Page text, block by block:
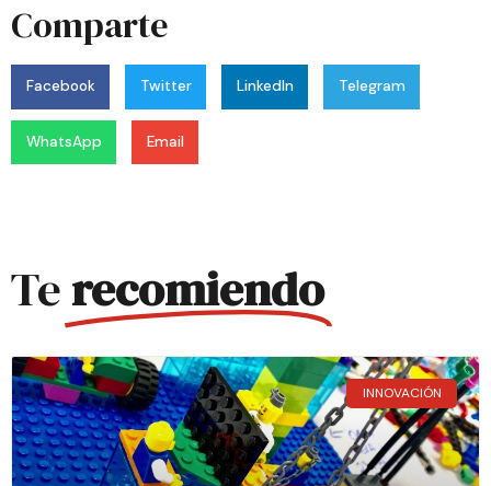
Comparte
Facebook Twitter LinkedIn Telegram
WhatsApp Email
Terecomiendo
INNOVACIÓN